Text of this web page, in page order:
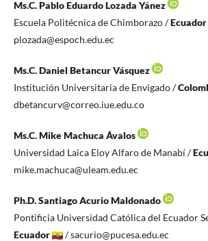
Ms.C. Pablo Eduardo Lozada Yánez
Escuela Politécnica de Chimborazo /Ecuador
plozada@espoch.edu.ec
Ms.C. Daniel Betancur Vásquez
Institución Universitaria de Envigado /
dbetancurv@correo.iue.edu.co
Ms.C. Mike Machuca Ávalos
Universidad Laica Eloy Alfaro de Manabí /
mike.machuca@uleam.edu.ec
Ph.D. Santiago Acurio Maldonado
Pontificia Universidad Católica del Ecuador
Ecuador
/ sacurio@pucesa.edu.ec